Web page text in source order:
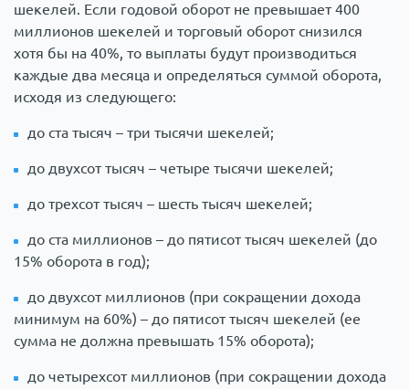
шекелей. Если годовой оборот не превышает 400
миллионов шекелей и торговый оборот снизился
хотя бы на 40%, то выплаты будут производиться
каждые два месяца и определяться суммой оборота,
исходя из следующего:
до ста тысяч – три тысячи шекелей;
до двухсот тысяч – четыре тысячи шекелей;
до трехсот тысяч – шесть тысяч шекелей;
до ста миллионов – до пятисот тысяч шекелей (до
15% оборота в год);
до двухсот миллионов (при сокращении дохода
минимум на 60%) – до пятисот тысяч шекелей (ее
сумма не должна превышать 15% оборота);
до четырехсот миллионов (при сокращении дохода